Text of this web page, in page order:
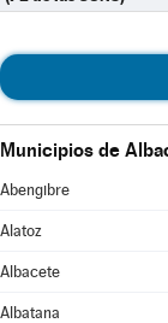
Municipios de
Abengibre
Alatoz
Albacete
Albatana